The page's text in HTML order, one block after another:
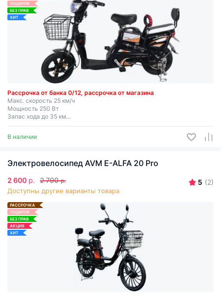
ПОДАРОК
БЕЗ ПРАВ
ХИТ
Рассрочка от банка 0/12, рассрочка от магазина
Макс. скорость 25 км/ч
Мощность 250 Вт
Запас хода до 35 км
Съемная батарея
В наличии
Электровелосипед AVM E-ALFA 20 Pro
2 600 р. 2 790 р.
Доступны другие варианты товара
5 (2)
РАССРОЧКА
ПОДАРОК
БЕЗ ПРАВ
АКЦИЯ
ХИТ